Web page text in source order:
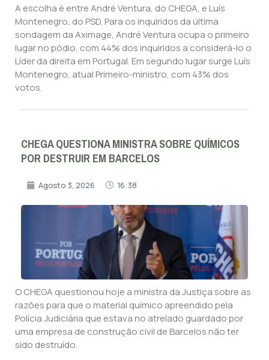
A escolha é entre André Ventura, do CHEGA, e Luís
Montenegro, do PSD. Para os inquiridos da última
sondagem da Aximage, André Ventura ocupa o primeiro
lugar no pódio, com 44% dos inquiridos a considerá-lo o
Líder da direita em Portugal. Em segundo lugar surge Luís
Montenegro, atual Primeiro-ministro, com 43% dos
votos.
CHEGA QUESTIONA MINISTRA SOBRE QUÍMICOS
POR DESTRUIR EM BARCELOS
Agosto 3, 2026 16:38
O CHEGA questionou hoje a ministra da Justiça sobre as
razões para que o material químico apreendido pela
Polícia Judiciária que estava no atrelado guardado por
uma empresa de construção civil de Barcelos não ter
sido destruído.